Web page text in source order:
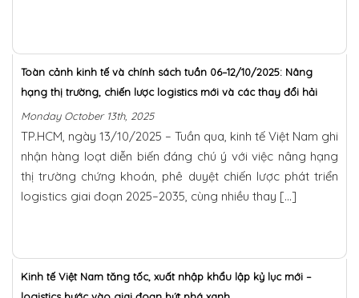
Toàn cảnh kinh tế và chính sách tuần 06–12/10/2025: Nâng
hạng thị trường, chiến lược logistics mới và các thay đổi hải
quan
Monday October 13th, 2025
TP.HCM, ngày 13/10/2025 – Tuần qua, kinh tế Việt Nam ghi
nhận hàng loạt diễn biến đáng chú ý với việc nâng hạng
thị trường chứng khoán, phê duyệt chiến lược phát triển
logistics giai đoạn 2025–2035, cùng nhiều thay […]
Kinh tế Việt Nam tăng tốc, xuất nhập khẩu lập kỷ lục mới –